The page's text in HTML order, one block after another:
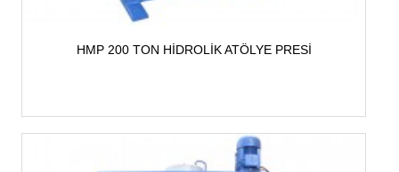
HMP 200 TON HİDROLİK ATÖLYE PRESİ